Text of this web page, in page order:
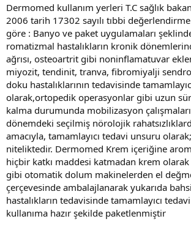
Dermomed kullanım yerleri T.C sağlık
2006 tarih 17302 sayılı tıbbi
göre : Banyo ve paket uygulamaları
romatizmal hastalıkların kronik
ağrısı, osteoartrit gibi noninflamatuvar
miyozit, tendinit, tranva, fibromiyalji
doku hastalıklarının tedavisinde
olarak,ortopedik operasyonlar gibi uzun
kalma durumunda mobilizasyon
dönemdeki seçilmiş nörolojik
amacıyla, tamamlayıcı tedavi unsuru
niteliktedir. Dermomed Krem içeriğine
hiçbir katkı maddesi katmadan krem olarak
gibi otomatik dolum makinelerden el
çerçevesinde ambalajlanarak yukarıda
hastalıkların tedavisinde tamamlayıcı
kullanıma hazır şekilde paketlenmiştir